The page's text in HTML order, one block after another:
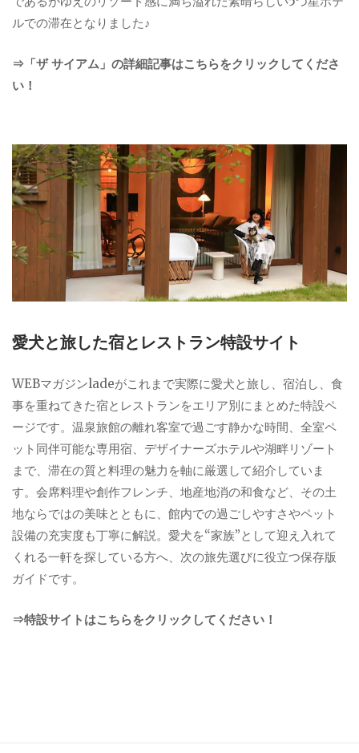
ルでの滞在となりました♪
⇒「ザ サイアム」の詳細記事はこちらをクリックしてくださ
い！
愛犬と旅した宿とレストラン特設サイト
WEBマガジンladeがこれまで実際に愛犬と旅し、宿泊し、食
事を重ねてきた宿とレストランをエリア別にまとめた特設ペ
ージです。温泉旅館の離れ客室で過ごす静かな時間、全室ペ
ット同伴可能な専用宿、デザイナーズホテルや湖畔リゾート
まで、滞在の質と料理の魅力を軸に厳選して紹介していま
す。会席料理や創作フレンチ、地産地消の和食など、その土
地ならではの美味とともに、館内での過ごしやすさやペット
設備の充実度も丁寧に解説。愛犬を“家族”として迎え入れて
くれる一軒を探している方へ、次の旅先選びに役立つ保存版
ガイドです。
⇒特設サイトはこちらをクリックしてください！